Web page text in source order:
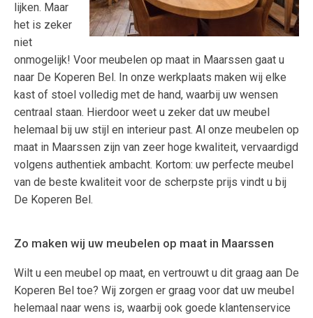
lijken. Maar
het is zeker
niet
onmogelijk! Voor meubelen op maat in Maarssen gaat u
naar De Koperen Bel. In onze werkplaats maken wij elke
kast of stoel volledig met de hand, waarbij uw wensen
centraal staan. Hierdoor weet u zeker dat uw meubel
helemaal bij uw stijl en interieur past. Al onze meubelen op
maat in Maarssen zijn van zeer hoge kwaliteit, vervaardigd
volgens authentiek ambacht. Kortom: uw perfecte meubel
van de beste kwaliteit voor de scherpste prijs vindt u bij
De Koperen Bel.
Zo maken wij uw meubelen op maat in Maarssen
Wilt u een meubel op maat, en vertrouwt u dit graag aan De
Koperen Bel toe? Wij zorgen er graag voor dat uw meubel
helemaal naar wens is, waarbij ook goede klantenservice